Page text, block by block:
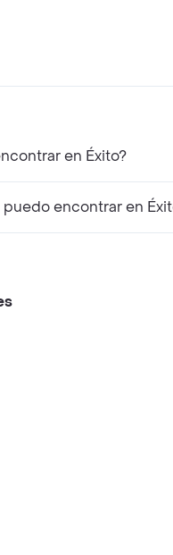
en Éxito?
encontrar en